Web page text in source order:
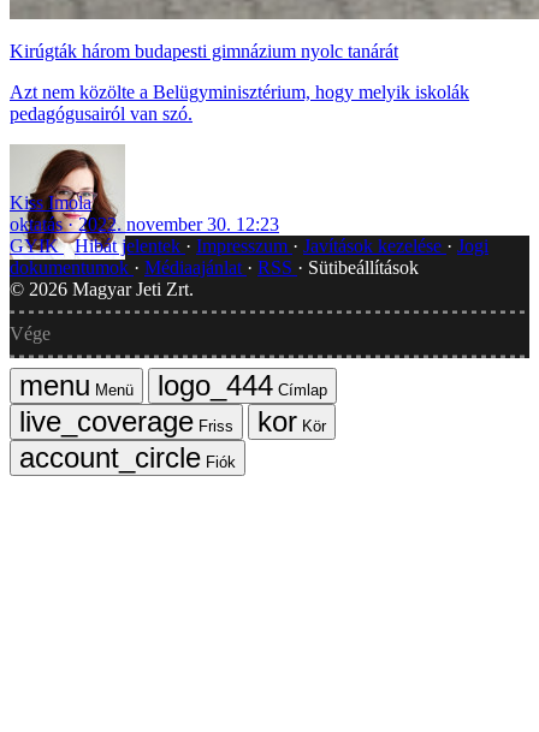
Kirúgták három budapesti gimnázium nyolc tanárát
Azt nem közölte a Belügyminisztérium, hogy melyik iskolák
pedagógusairól van szó.
Kiss Imola
oktatás
2022. november 30. 12:23
GYIK Hibát jelentek Impresszum Javítások kezelése
Jogi
dokumentumok
Médiaajánlat RSS
Sütibeállítások
© 2026 Magyar Jeti Zrt.
Vége
Menü
Címlap
Friss
Kör
Fiók